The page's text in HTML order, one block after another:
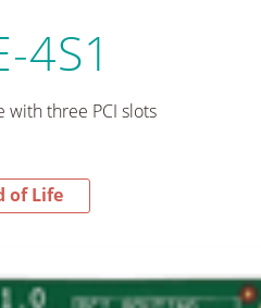
4S1
with three PCI slots
of Life